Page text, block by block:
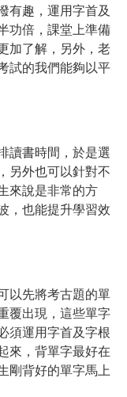
有趣，運用字首及
功倍，課堂上準備
加了解，另外，老
試的我們能夠以平
讀書時間，於是選
另外也可以針對不
來說是非常的方
，也能提升學習效
以先將考古題的單
覆出現，這些單字
須運用字首及字根
來，背單字最好在
剛背好的單字馬上